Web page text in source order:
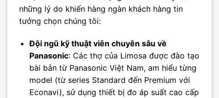
những lý do khiến hàng ngàn khách hàng tin
tưởng chọn chúng tôi:
Đội ngũ kỹ thuật viên chuyên sâu về
Panasonic: Các thợ của Limosa được đào tạo
bài bản từ Panasonic Việt Nam, am hiểu từng
model (từ series Standard đến Premium với
Econavi), sử dụng thiết bị đo áp suất cao cấp